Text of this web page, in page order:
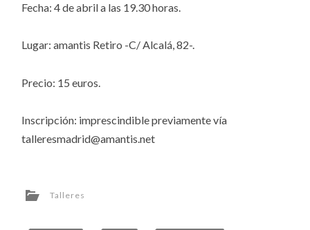
Fecha: 4 de abril a las 19.30 horas.
Lugar: amantis Retiro -C/ Alcalá, 82-.
Precio: 15 euros.
Inscripción: imprescindible previamente vía
talleresmadrid@amantis.net
Talleres